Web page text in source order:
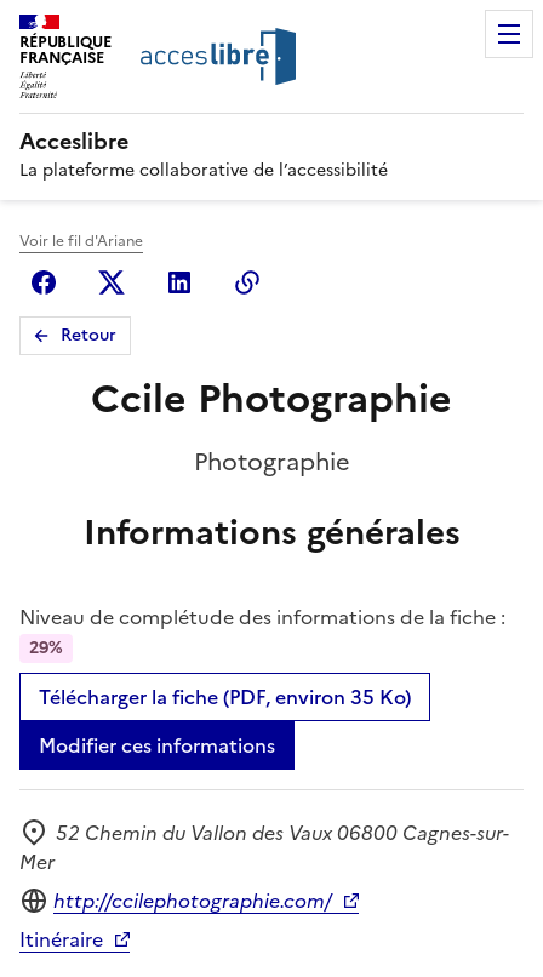
RÉPUBLIQUE
FRANÇAISE
Acceslibre
La plateforme collaborative de l’accessibilité
Voir le fil d'Ariane
FacebookX (anciennement Twitter)
Linkedin
Retour
Ccile Photographie
Photographie
Informations générales
Niveau de complétude des informations de la fiche :
29%
Télécharger la fiche (PDF, environ 35 Ko)
Modifier ces informations
Adresse
52 Chemin du Vallon des Vaux 06800 Cagnes-sur-
Mer
Site internet
http://ccilephotographie.com/
Itinéraire